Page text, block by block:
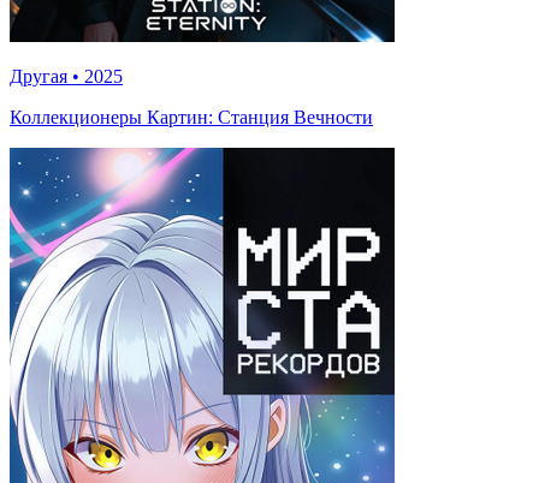
Другая • 2025
Коллекционеры Картин: Станция Вечности